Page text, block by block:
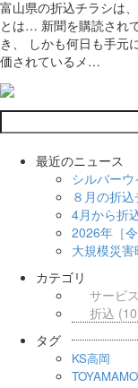
富山県の折込チラシは
とは… 新聞を購読され
き、 しかも何日も手元
価されているメ…
最近のニュース
シルバー
８月の折
4月から折
2026年［
大規模災
カテゴリ
サービス
折込
タグ
KS高岡